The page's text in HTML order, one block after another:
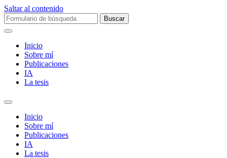
Saltar al contenido
Buscar:
Inicio
Sobre mí­
Publicaciones
IA
La tesis
Alternar
campo
búsqueda
Inicio
Sobre mí­
Publicaciones
IA
La tesis